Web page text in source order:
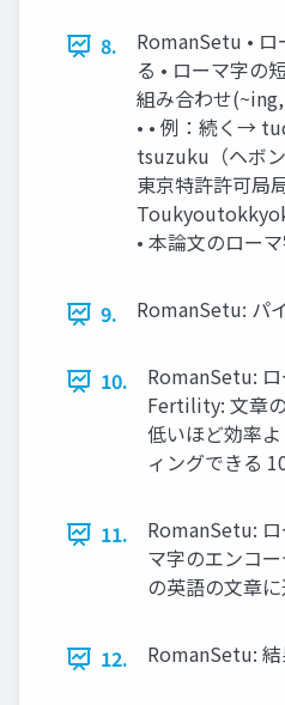
8.
RomanSetu •
る • ローマ字の
組み合わせ
• • 例：続く→
tsuzuku（ヘボ
東京特許許可局
• 本論文のロー
9. RomanSetu: パ
10.
RomanSetu:
Fertility: 文章
低いほど効率
ィングできる
11.
RomanSetu:
マ字のエンコ
の英語の文章
12. RomanSetu: